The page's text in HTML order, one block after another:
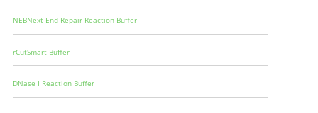
NEBNext End Repair Reaction Buffer
rCutSmart Buffer
DNase I Reaction Buffer